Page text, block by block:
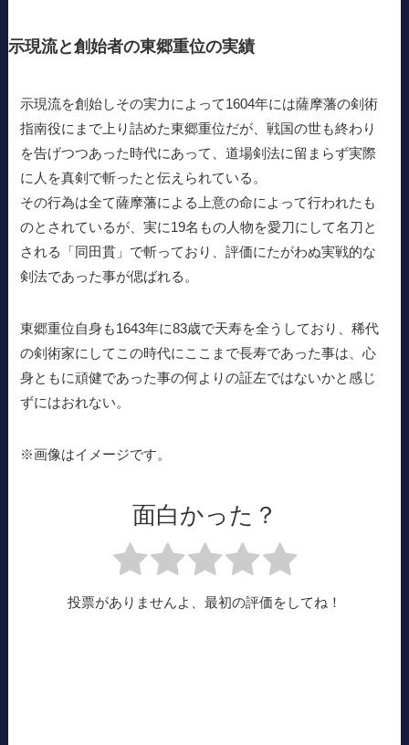
示現流と創始者の東郷重位の実績
示現流を創始しその実力によって1604年には薩摩藩の剣術
指南役にまで上り詰めた東郷重位だが、戦国の世も終わり
を告げつつあった時代にあって、道場剣法に留まらず実際
に人を真剣で斬ったと伝えられている。
その行為は全て薩摩藩による上意の命によって行われたも
のとされているが、実に19名もの人物を愛刀にして名刀と
される「同田貫」で斬っており、評価にたがわぬ実戦的な
剣法であった事が偲ばれる。
東郷重位自身も1643年に83歳で天寿を全うしており、稀代
の剣術家にしてこの時代にここまで長寿であった事は、心
身ともに頑健であった事の何よりの証左ではないかと感じ
ずにはおれない。
※画像はイメージです。
面白かった？
投票がありませんよ、最初の評価をしてね！